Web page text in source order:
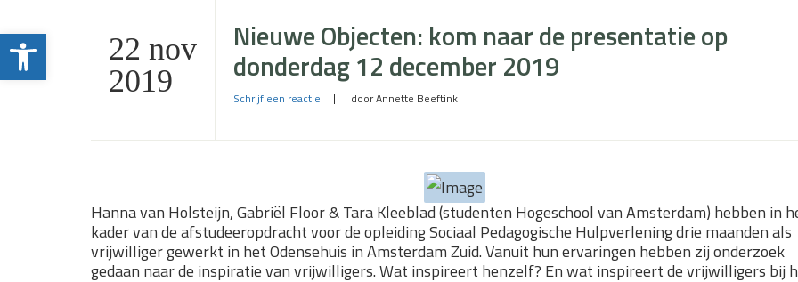
Toolbar openen
22 nov
2019
Nieuwe Objecten: kom naar de presentatie op
donderdag 12 december 2019
Schrijf een reactie door Annette Beeftink
Hanna van Holsteijn, Gabriël Floor & Tara Kleeblad (studenten Hogeschool van Amsterdam) hebben in
kader van de afstudeeropdracht voor de opleiding Sociaal Pedagogische Hulpverlening drie maanden als
vrijwilliger gewerkt in het Odensehuis in Amsterdam Zuid. Vanuit hun ervaringen hebben zij onderzoek
gedaan naar de inspiratie van vrijwilligers. Wat inspireert henzelf? En wat inspireert de vrijwilligers bij